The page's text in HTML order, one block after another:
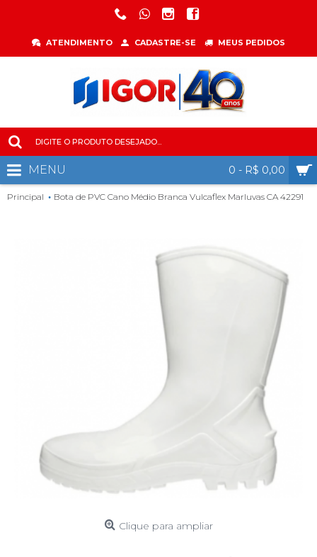
ATENDIMENTO CADASTRE-SE MEUS PEDIDOS
0 - R$ 0,00
MENU
Principal Bota de PVC Cano Médio Branca Vulcaflex Marluvas CA 42291
Clique para ampliar